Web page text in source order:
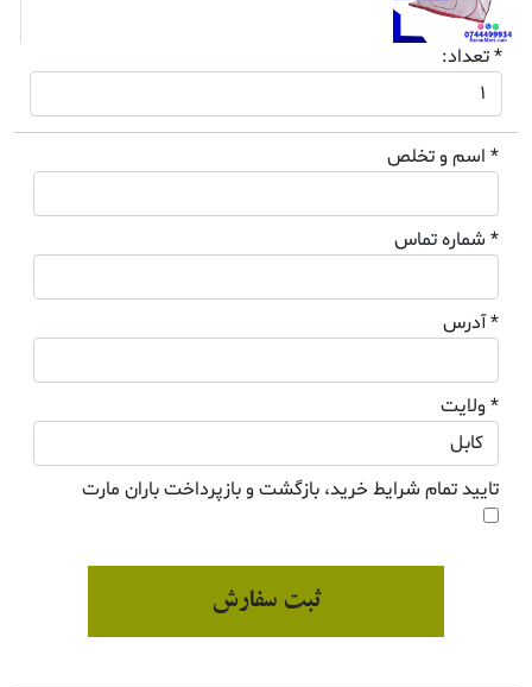
* تعداد:
* اسم و تخلص
* شماره تماس
* آدرس
* ولایت
تایید تمام شرایط خرید، بازگشت و بازپرداخت باران مارت
ثبت سفارش